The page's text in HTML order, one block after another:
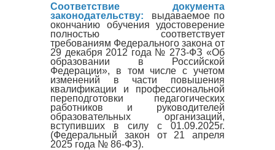
Соответствие документа
законодательству: выдаваемое по
окончанию обучения удостоверение
полностью соответствует
требованиям Федерального закона от
29 декабря 2012 года № 273-ФЗ «Об
образовании в Российской
Федерации», в том числе с учетом
изменений в части повышения
квалификации и профессиональной
переподготовки педагогических
работников и руководителей
образовательных организаций,
вступивших в силу с 01.09.2025г.
(Федеральный закон от 21 апреля
2025 года № 86-ФЗ).